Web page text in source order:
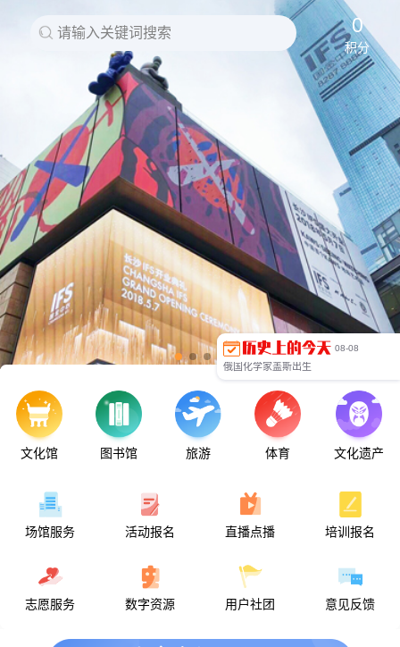
请输入关键词搜索 0
积分
08-08
齐鲁乾时之战，齐桓公的地位得到巩固
英国击败西班牙无敌舰队
俄国化学家盖斯出生
上海黄浦公园开放 华人与狗不得入内
二战日本战犯土肥原贤二出生
美国物理学家托马斯·劳伦斯诞生
英国物理学家保罗·狄拉克诞生
讨袁军与北军在南京血战
营口坠龙事件
达斯汀·霍夫曼出生
法国四名著名人物被维希政府逮捕
苏联对日本宣战
中共土改政策向富农让步
梅兰芳病逝
东南亚国家联盟成立
布达拉宫维修工程竣工
京津塘高速公路验收后正式通车
旅美华人抗议迫害印尼华人暴行
刘国梁在第45届世乒赛男单决赛中勇夺冠军
我国首次使用自主研制的“实践五号”卫星圆满完成任务
美国摧毁最大儿童色情网站
第29届奥运会组委会筹备办在京成立
第24届世界大学生运动会开幕
第29届北京奥运会开幕
俄罗斯装甲部队进入南奥塞梯
台风“莫拉克”重创台湾
全国第一个“全民健身日”
甘肃舟曲县发生特大泥石流
圣元奶粉遭遇“女婴性早熟门”
美军空袭伊拉克极端组织
“不败组合”吴敏霞、施廷懋女双三米板夺冠
里约奥运龙清泉获男子举重金牌
泳坛”表情包“傅园慧“洪荒之力”走红
8·8九寨沟地震
中国金属物理“一代宗师”柯俊去世
文化馆 图书馆 旅游 体育 文化遗产
场馆服务
志愿服务
活动报名
数字资源
直播点播
用户社团
培训报名
意见反馈